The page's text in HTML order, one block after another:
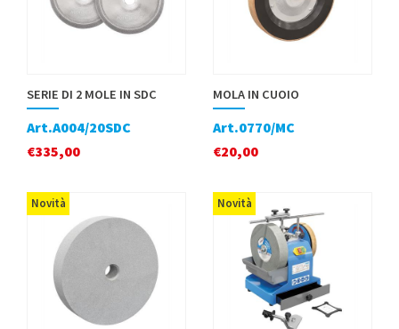
SERIE DI 2 MOLE IN SDC
Art.A004/20SDC
€335,00
MOLA IN CUOIO
Art.0770/MC
€20,00
Novità Novità